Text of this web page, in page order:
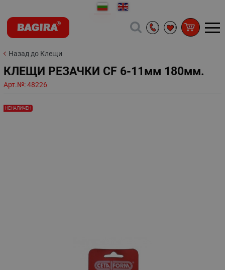
Назад до Клещи
КЛЕЩИ РЕЗАЧКИ CF 6-11мм 180мм.
Арт.№:48226
НЕНАЛИЧЕН